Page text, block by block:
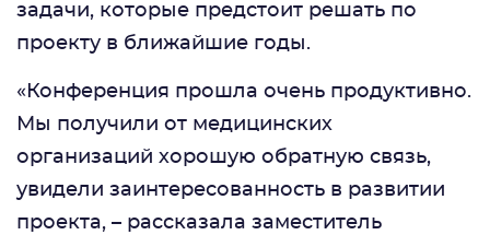
задачи, которые предстоит решать по
проекту в ближайшие годы.
«Конференция прошла очень продуктивно.
Мы получили от медицинских
организаций хорошую обратную связь,
увидели заинтересованность в развитии
проекта, – рассказала заместитель